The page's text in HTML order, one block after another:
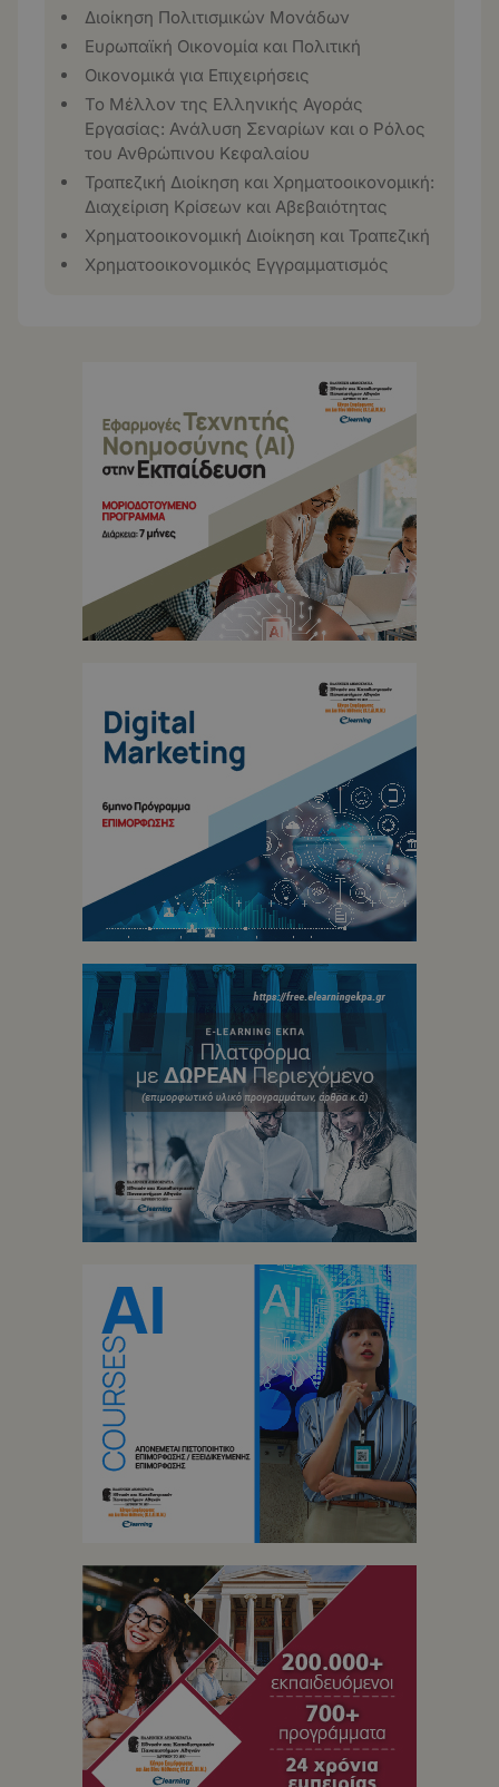
Διοίκηση Πολιτισμικών Μονάδων
Ευρωπαϊκή Οικονομία και Πολιτική
Οικονομικά για Επιχειρήσεις
Το Μέλλον της Ελληνικής Αγοράς
Εργασίας: Ανάλυση Σεναρίων και ο Ρόλος
του Ανθρώπινου Κεφαλαίου
Τραπεζική Διοίκηση και Χρηματοοικονομική:
Διαχείριση Κρίσεων και Αβεβαιότητας
Χρηματοοικονομική Διοίκηση και Τραπεζική
Χρηματοοικονομικός Εγγραμματισμός